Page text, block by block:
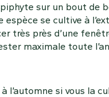
sur un bout de
se cultive à
très près d’une
maximale toute
l’automne si vous la